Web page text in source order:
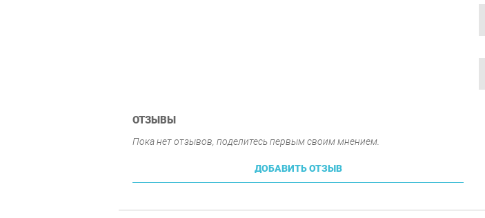
ОТЗЫВЫ
Пока нет отзывов, поделитесь первым своим мнением.
ДОБАВИТЬ ОТЗЫВ